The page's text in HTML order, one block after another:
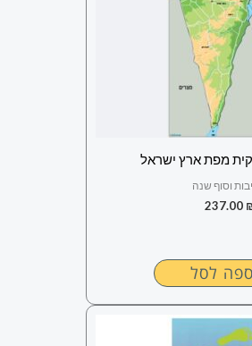
מפת ארץ ישראל
וסוף שנה
237.00
לסל